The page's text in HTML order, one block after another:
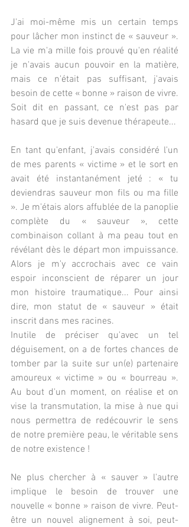
J'ai moi-même mis un certain temps
pour lâcher mon instinct de « sauveur ».
La vie m'a mille fois prouvé qu'en réalité
je n'avais aucun pouvoir en la matière,
mais ce n'était pas suffisant, j'avais
besoin de cette « bonne » raison de vivre.
Soit dit en passant, ce n'est pas par
hasard que je suis devenue thérapeute...
En tant qu'enfant, j'avais considéré l'un
de mes parents « victime » et le sort en
avait été instantanément jeté : « tu
deviendras sauveur mon fils ou ma fille
». Je m'étais alors affublée de la panoplie
complète du « sauveur », cette
combinaison collant à ma peau tout en
révélant dès le départ mon impuissance.
Alors je m'y accrochais avec ce vain
espoir inconscient de réparer un jour
mon histoire traumatique... Pour ainsi
dire, mon statut de « sauveur » était
inscrit dans mes racines.
Inutile de préciser qu'avec un tel
déguisement, on a de fortes chances de
tomber par la suite sur un(e) partenaire
amoureux « victime » ou « bourreau ».
Au bout d'un moment, on réalise et on
vise la transmutation, la mise à nue qui
nous permettra de redécouvrir le sens
de notre première peau, le véritable sens
de notre existence !
Ne plus chercher à « sauver » l'autre
implique le besoin de trouver une
nouvelle « bonne » raison de vivre. Peut-
être un nouvel alignement à soi, peut-